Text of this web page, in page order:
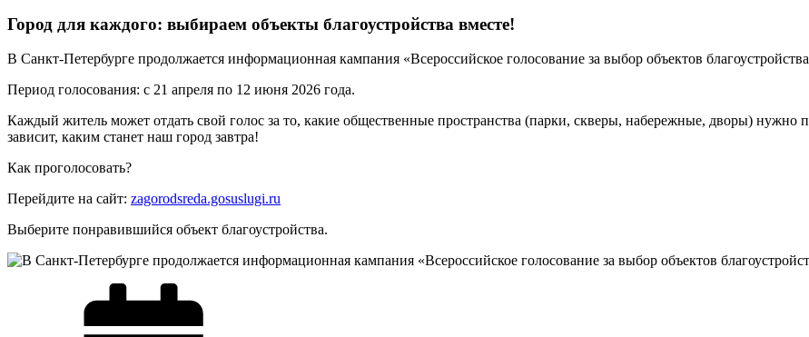
Город для каждого: выбираем объекты благоустройства вместе!
В Санкт-Петербурге продолжается информационная кампания «Всероссийское голосование за выбор объектов
Период голосования: с 21 апреля по 12 июня 2026 года.
Каждый житель может отдать свой голос за то, какие общественные пространства (парки, скверы, набережные, дворы) нужно
зависит, каким станет наш город завтра!
Как проголосовать?
Перейдите на сайт: zagorodsreda.gosuslugi.ru
Выберите понравившийся объект благоустройства.